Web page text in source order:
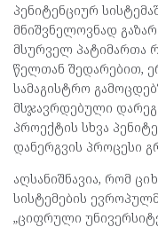
პენიტენციურ
მნიშვნელოვნად
მსურველ პატიმართა
წელთან შედარებით,
სამაგისტრო
მსჯავრდებული
პროექტის სხვა
დანერგვის პროცესი
აღსანიშნავია, რომ
სისტემების
„ციფრული